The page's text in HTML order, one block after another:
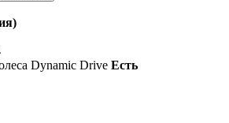
Dynamic Drive Есть